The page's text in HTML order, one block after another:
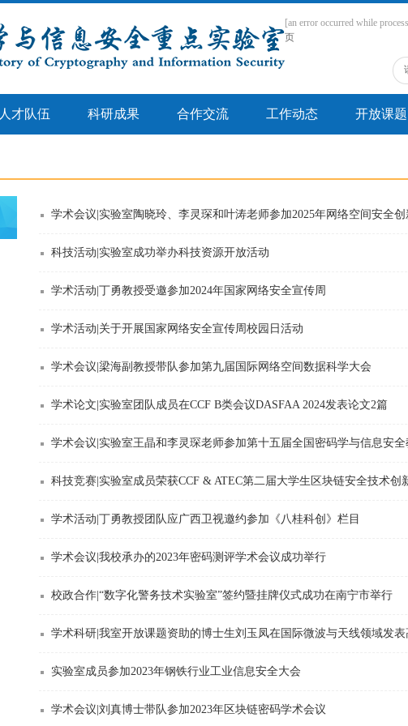
[an error occurred while
页
人才队伍 科研成果 合作交流 工作动态 开放课题
学术会议|实验室陶晓玲、李灵琛和叶涛老师参加2025年网络空间安全
科技活动|实验室成功举办科技资源开放活动
学术活动|丁勇教授受邀参加2024年国家网络安全宣传周
学术活动|关于开展国家网络安全宣传周校园日活动
学术会议|梁海副教授带队参加第九届国际网络空间数据科学大会
学术论文|实验室团队成员在CCF B类会议DASFAA 2024发表论文2篇
学术会议|实验室王晶和李灵琛老师参加第十五届全国密码学与信息安
科技竞赛|实验室成员荣获CCF & ATEC第二届大学生区块链安全技术创
学术活动|丁勇教授团队应广西卫视邀约参加《八桂科创》栏目
学术会议|我校承办的2023年密码测评学术会议成功举行
校政合作|“数字化警务技术实验室”签约暨挂牌仪式成功在南宁市举行
学术科研|我室开放课题资助的博士生刘玉凤在国际微波与天线领域发
实验室成员参加2023年钢铁行业工业信息安全大会
学术会议|刘真博士带队参加2023年区块链密码学术会议